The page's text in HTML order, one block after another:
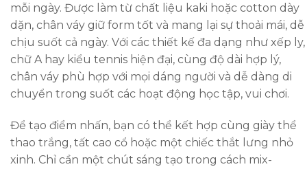
mỗi ngày. Được làm từ chất liệu kaki hoặc cotton dày
dặn, chân váy giữ form tốt và mang lại sự thoải mái, dễ
chịu suốt cả ngày. Với các thiết kế đa dạng như xếp ly,
chữ A hay kiểu tennis hiện đại, cùng độ dài hợp lý,
chân váy phù hợp với mọi dáng người và dễ dàng di
chuyển trong suốt các hoạt động học tập, vui chơi.
Để tạo điểm nhấn, bạn có thể kết hợp cùng giày thể
thao trắng, tất cao cổ hoặc một chiếc thắt lưng nhỏ
xinh. Chỉ cần một chút sáng tạo trong cách mix-